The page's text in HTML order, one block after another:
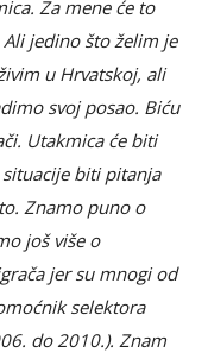
Za mene će to
jedino što želim je
u Hrvatskoj, ali
svoj posao. Biću
Utakmica će biti
biti pitanja
Znamo puno o
još više o
jer su mnogi od
selektora
do 2010.). Znam